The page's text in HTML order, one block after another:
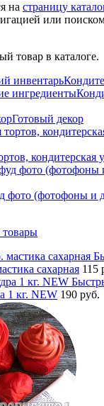
на страницу
или
товар в каталоге.
Готовый декор
кондитерская
фото (фотофоны и
сахарная 115
1 кг. NEW 190 руб.